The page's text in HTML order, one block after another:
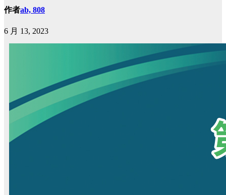
作者ab, 808
6 月 13, 2023